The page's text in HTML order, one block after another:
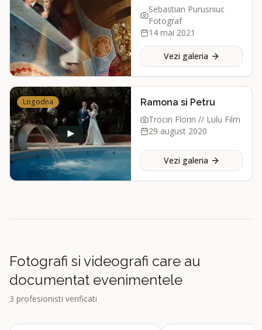
Sebastian Purusniuc
Fotograf
14 mai 2021
Vezi galeria
Logodna
Ramona si Petru
Trocin Florin // Lulu Film
29 august 2020
Vezi galeria
Fotografi si videografi care au
documentat evenimentele
3 profesionisti verificati